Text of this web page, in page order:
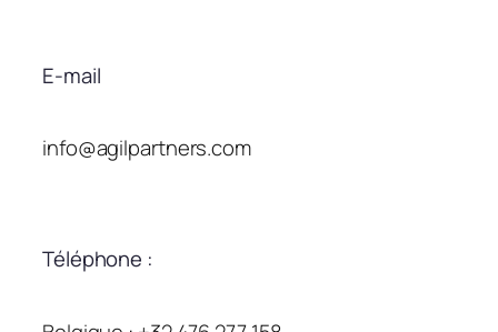
E-mail
info@agilpartners.com
Téléphone :